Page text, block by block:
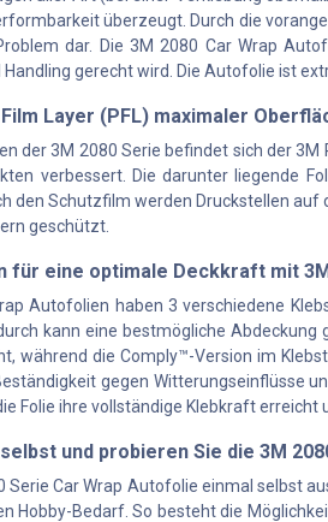
überzeugt. Durch die
dar. Die 3M 2080 Car Wrap
Handling gerecht wird. Die Autofolie ist
Layer (PFL) maximaler
der 3M 2080 Serie befindet sich der
verbessert. Die darunter liegende
den Schutzfilm werden Druckstellen
geschützt.
für eine optimale Deckkraft mit
Autofolien haben 3 verschiedene
kann eine bestmögliche
während die Comply™-Version im
gegen Witterungseinflüsse
Folie ihre vollständige Klebkraft
und probieren Sie die 3M
Serie Car Wrap Autofolie einmal selbst
Hobby-Bedarf. So besteht die